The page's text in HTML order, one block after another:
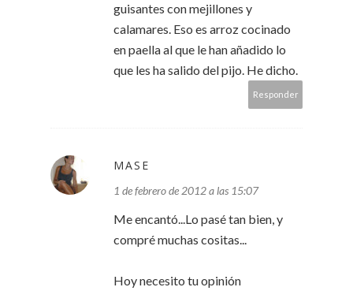
guisantes con mejillones y
calamares. Eso es arroz cocinado
en paella al que le han añadido lo
que les ha salido del pijo. He dicho.
Responder
MASE
1 de febrero de 2012 a las 15:07
Me encantó...Lo pasé tan bien, y
compré muchas cositas...
Hoy necesito tu opinión